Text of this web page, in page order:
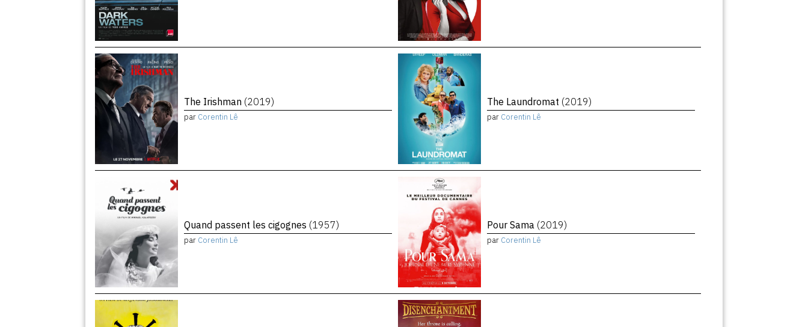
The Irishman (2019)
par Corentin Lê
The Laundromat (2019)
par Corentin Lê
Quand passent les cigognes (1957)
par Corentin Lê
Pour Sama (2019)
par Corentin Lê